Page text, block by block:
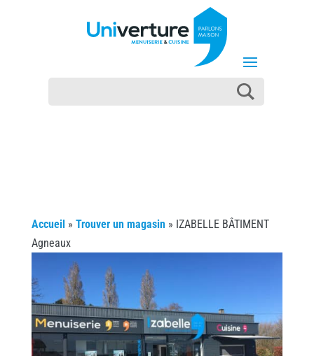
Accueil» Trouver un magasin » IZABELLE BÂTIMENT
Agneaux